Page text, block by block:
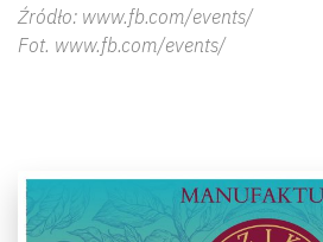
Źródło: www.fb.com/events/
Fot. www.fb.com/events/